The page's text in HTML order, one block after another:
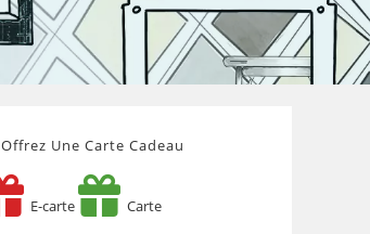
Offrez Une Carte Cadeau
E-carte Carte